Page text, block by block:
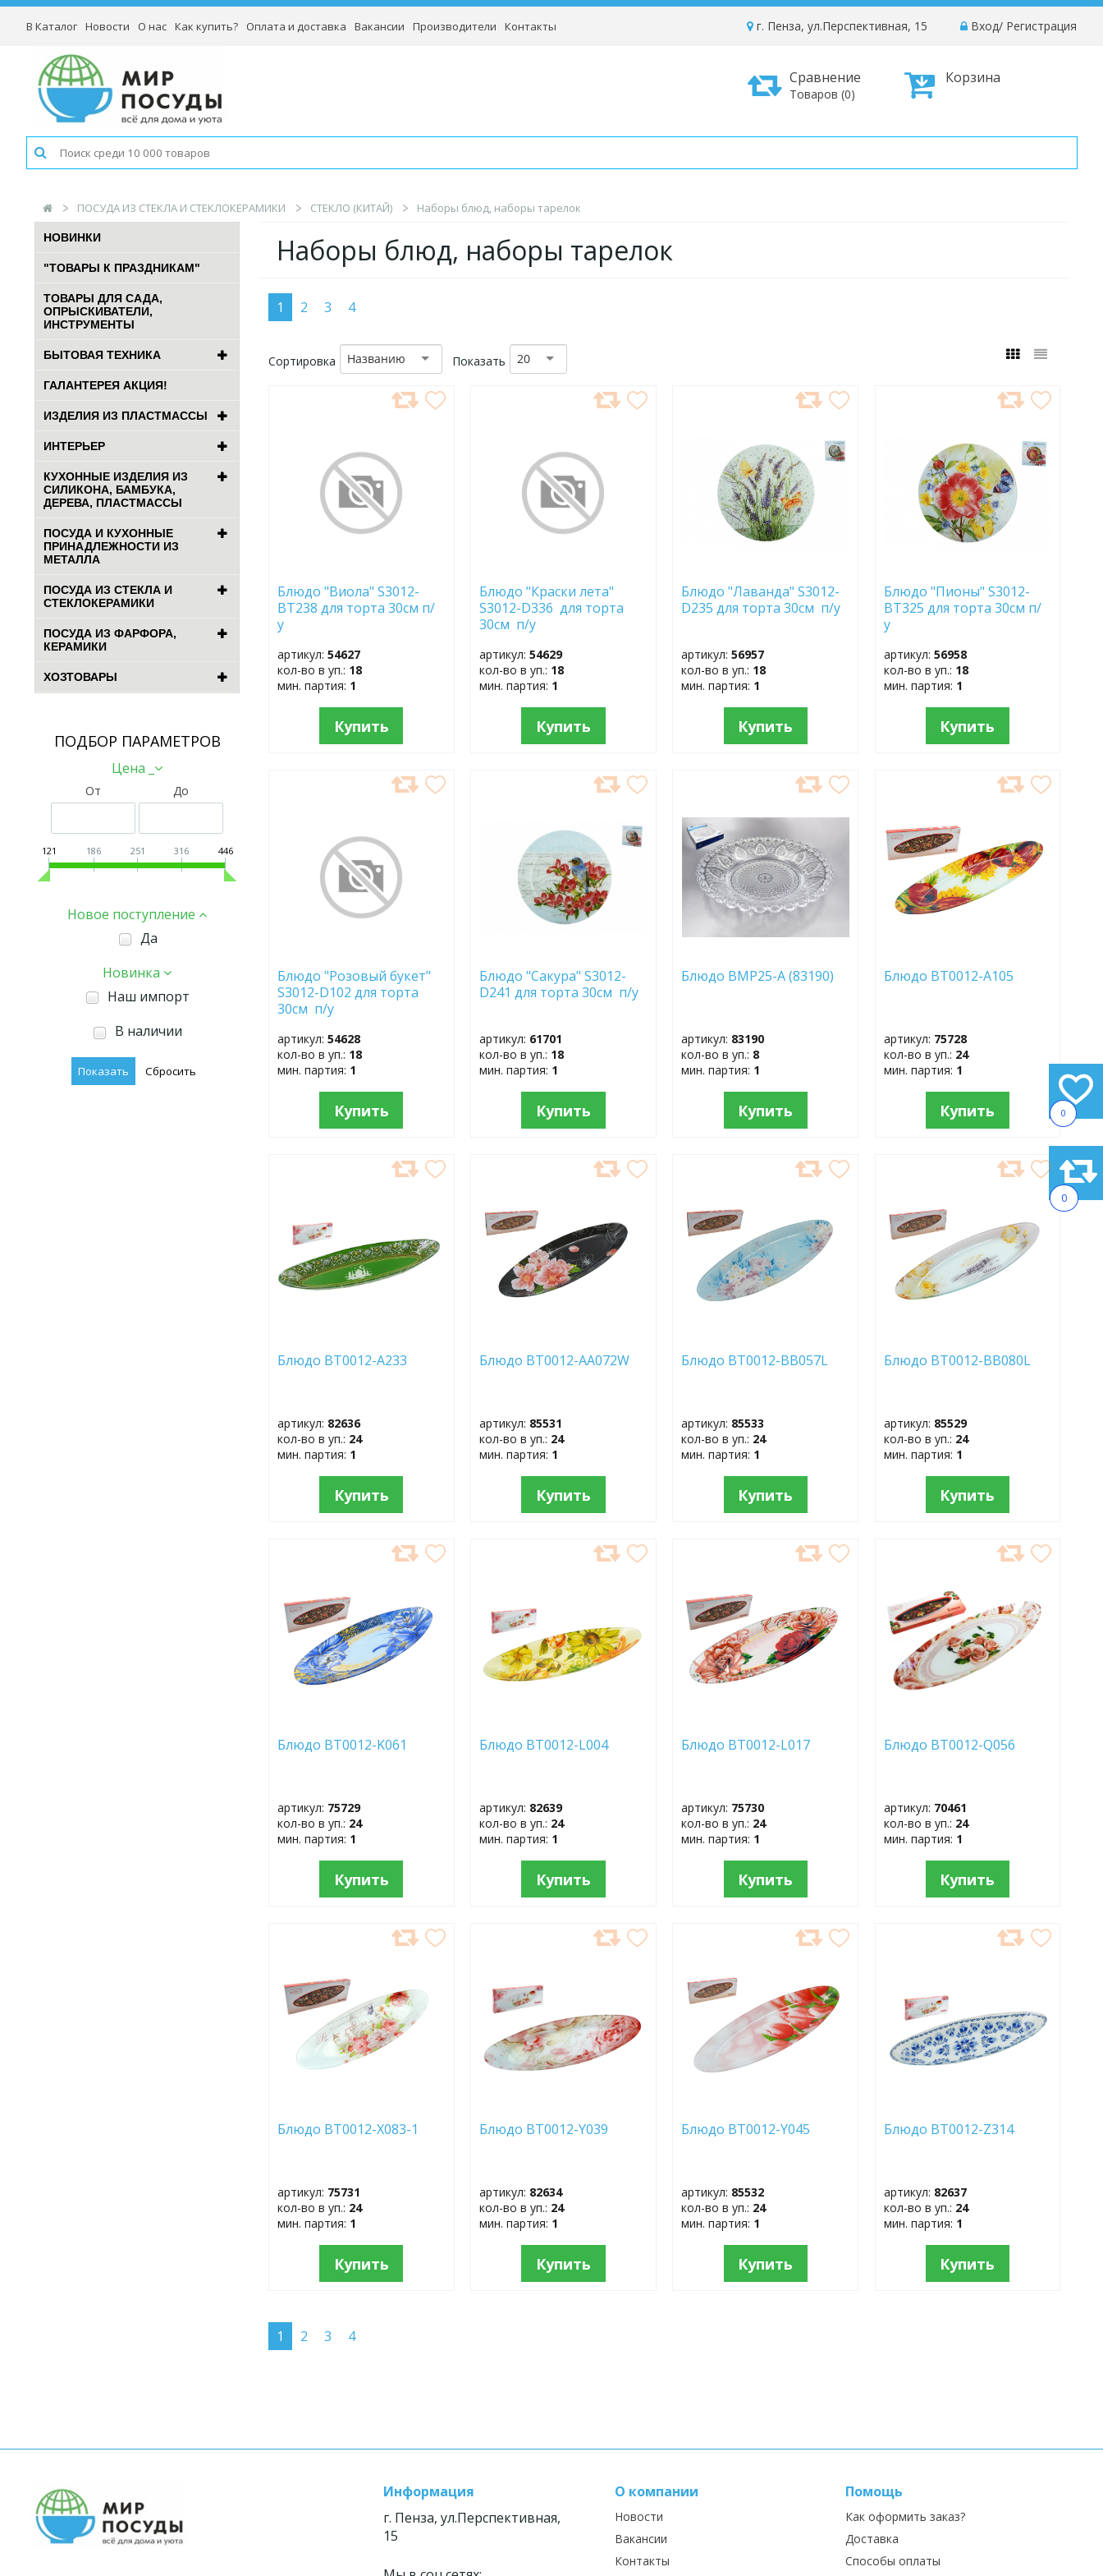
0
0
В Каталог Новости О нас Как купить? Оплата и доставка Вакансии Производители Контакты Вход/ Регистрация
г. Пенза, ул.Перспективная, 15
Корзина
Сравнение
Товаров (0)
ПОСУДА ИЗ СТЕКЛА И СТЕКЛОКЕРАМИКИ СТЕКЛО (КИТАЙ) Наборы блюд, наборы тарелок
НОВИНКИ
"ТОВАРЫ К ПРАЗДНИКАМ"
ТОВАРЫ ДЛЯ САДА,
ОПРЫСКИВАТЕЛИ,
ИНСТРУМЕНТЫ
БЫТОВАЯ ТЕХНИКА
ГАЛАНТЕРЕЯ АКЦИЯ!
ИЗДЕЛИЯ ИЗ ПЛАСТМАССЫ
ИНТЕРЬЕР
КУХОННЫЕ ИЗДЕЛИЯ ИЗ
СИЛИКОНА, БАМБУКА,
ДЕРЕВА, ПЛАСТМАССЫ
ПОСУДА И КУХОННЫЕ
ПРИНАДЛЕЖНОСТИ ИЗ
МЕТАЛЛА
ПОСУДА ИЗ СТЕКЛА И
СТЕКЛОКЕРАМИКИ
ПОСУДА ИЗ ФАРФОРА,
КЕРАМИКИ
ХОЗТОВАРЫ
ПОДБОР ПАРАМЕТРОВ
Цена _
От До
121 186 251 316 446
Новое поступление
Да
Новинка
Наш импорт
В наличии
Наборы блюд, наборы тарелок
1 2 3 4
Сортировка Названию Показать 20
Блюдо "Виола" S3012-
BT238 для торта 30см п/
у
артикул:54627
кол-во в уп.: 18
мин. партия: 1
Купить
Блюдо "Краски лета"
S3012-D336 для торта
30см п/у
артикул:54629
кол-во в уп.: 18
мин. партия: 1
Купить
Блюдо "Лаванда" S3012-
D235 для торта 30см п/у
артикул:56957
кол-во в уп.: 18
мин. партия: 1
Купить
Блюдо "Пионы" S3012-
BT325 для торта 30см п/
у
артикул: 56958
кол-во в уп.: 18
мин. партия: 1
Купить
Блюдо "Розовый букет"
S3012-D102 для торта
30см п/у
артикул:54628
кол-во в уп.: 18
мин. партия: 1
Купить
Блюдо "Сакура" S3012-
D241 для торта 30см п/у
артикул: 61701
кол-во в уп.: 18
мин. партия: 1
Купить
ИЗБРАННОЕ
Блюдо BMP25-A (83190)
артикул: 83190
кол-во в уп.: 8
мин. партия: 1
Купить
Блюдо BT0012-A105
артикул: 75728
кол-во в уп.: 24
мин. партия: 1
Купить
Блюдо BT0012-A233
артикул: 82636
кол-во в уп.: 24
мин. партия: 1
Купить
Блюдо BT0012-AA072W
артикул: 85531
кол-во в уп.: 24
мин. партия: 1
Купить
ИЗБРАННОЕ
Блюдо BT0012-BB057L
артикул: 85533
кол-во в уп.: 24
мин. партия: 1
Купить
ИЗБРАННОЕ
Блюдо BT0012-BB080L
артикул: 85529
кол-во в уп.: 24
мин. партия: 1
Купить
Блюдо BT0012-K061
артикул: 75729
кол-во в уп.: 24
мин. партия: 1
Купить
Блюдо BT0012-L004
артикул: 82639
кол-во в уп.: 24
мин. партия: 1
Купить
ИЗБРАННОЕ
Блюдо BT0012-L017
артикул: 75730
кол-во в уп.: 24
мин. партия: 1
Купить
ИЗБРАННОЕ
Блюдо BT0012-Q056
артикул: 70461
кол-во в уп.: 24
мин. партия: 1
Купить
ИЗБРАННОЕ
Блюдо BT0012-X083-1
артикул: 75731
кол-во в уп.: 24
мин. партия: 1
Купить
Блюдо BT0012-Y039
артикул: 82634
кол-во в уп.: 24
мин. партия: 1
Купить
ИЗБРАННОЕ
Блюдо BT0012-Y045
артикул: 85532
кол-во в уп.: 24
мин. партия: 1
Купить
Блюдо BT0012-Z314
артикул: 82637
кол-во в уп.: 24
мин. партия: 1
Купить
1 2 3 4
Информация
г. Пенза, ул.Перспективная,
15
О компании
Новости
Вакансии
Контакты
Помощь
Как оформить заказ?
Доставка
Способы оплаты